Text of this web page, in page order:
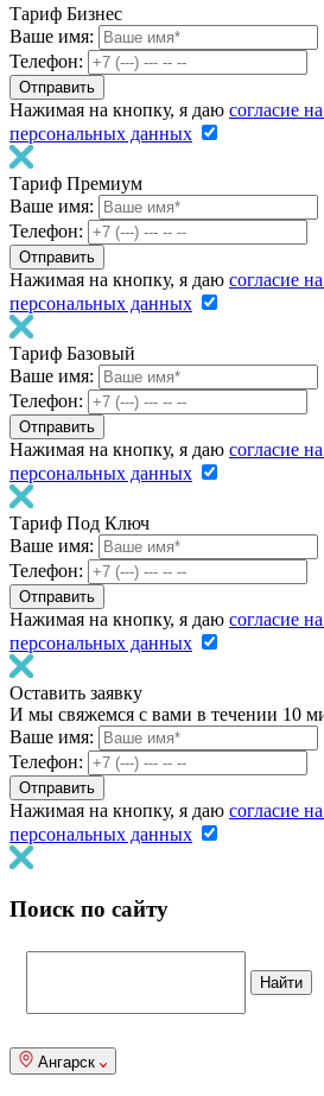
Тариф Бизнес
Ваше имя:
Телефон:
Нажимая на кнопку, я даю согласие
персональных данных
Тариф Премиум
Ваше имя:
Телефон:
Нажимая на кнопку, я даю согласие
персональных данных
Тариф Базовый
Ваше имя:
Телефон:
Нажимая на кнопку, я даю согласие
персональных данных
Тариф Под Ключ
Ваше имя:
Телефон:
Нажимая на кнопку, я даю согласие
персональных данных
Оставить заявку
И мы свяжемся с вами в течении 10
Ваше имя:
Телефон:
Нажимая на кнопку, я даю согласие
персональных данных
Поиск по сайту
Ангарск